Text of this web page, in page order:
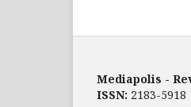
Mediapolis -
ISSN: 2183-5918